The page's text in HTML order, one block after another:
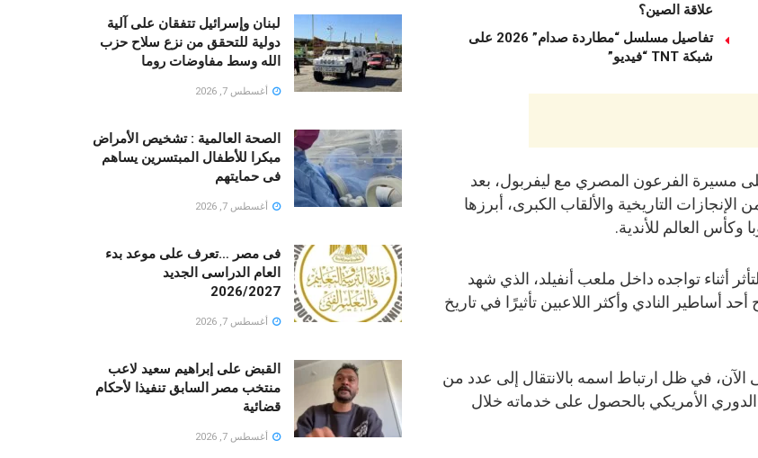
علاقة الصين؟
تفاصيل مسلسل “مطاردة صدام” 2026 على
شبكة TNT “فيديو”
على مسيرة الفرعون المصري مع ليفربول، بعد
من الإنجازات التاريخية والألقاب الكبرى، أبرزها
وكأس العالم للأندية.
أثناء تواجده داخل ملعب أنفيلد، الذي شهد
أساطير النادي وأكثر اللاعبين تأثيرًا في تاريخ
في ظل ارتباط اسمه بالانتقال إلى عدد من
الدوري الأمريكي بالحصول على خدماته خلال
لبنان وإسرائيل تتفقان على آلية
دولية للتحقق من نزع سلاح حزب
الله وسط مفاوضات روما
أغسطس 7, 2026
الصحة العالمية : تشخيص الأمراض
مبكرا للأطفال المبتسرين يساهم
فى حمايتهم
أغسطس 7, 2026
فى مصر …تعرف على موعد بدء
العام الدراسى الجديد
2026/2027
أغسطس 7, 2026
القبض على إبراهيم سعيد لاعب
منتخب مصر السابق تنفيذا لأحكام
قضائية
أغسطس 7, 2026